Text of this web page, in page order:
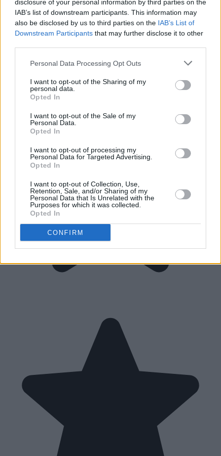
disclosure of your personal information by third parties on the
IAB’s list of downstream participants. This information may
also be disclosed by us to third parties on the IAB’s List of
Downstream Participants that may further disclose it to other
Personal Data Processing Opt Outs
I want to opt-out of the Sharing of my
personal data.
Opted In
I want to opt-out of the Sale of my
Personal Data.
Opted In
I want to opt-out of processing my
Personal Data for Targeted Advertising.
Opted In
I want to opt-out of Collection, Use,
Retention, Sale, and/or Sharing of my
Personal Data that Is Unrelated with the
Purposes for which it was collected.
Opted In
CONFIRM